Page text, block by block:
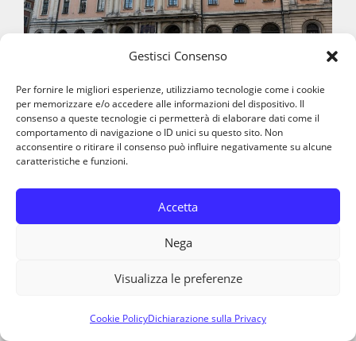
Gestisci Consenso
Per fornire le migliori esperienze, utilizziamo tecnologie come i cookie
per memorizzare e/o accedere alle informazioni del dispositivo. Il
consenso a queste tecnologie ci permetterà di elaborare dati come il
comportamento di navigazione o ID unici su questo sito. Non
acconsentire o ritirare il consenso può influire negativamente su alcune
caratteristiche e funzioni.
Accetta
Nega
Visualizza le preferenze
Cookie PolicyDichiarazione sulla Privacy
Immagina quanto dev’essere bello vedere
scoprire le storie delle persone che li hanno
vinti.
informazioni sulla storia del Premio Nobel,
come è nato e come si è sviluppato nel corso